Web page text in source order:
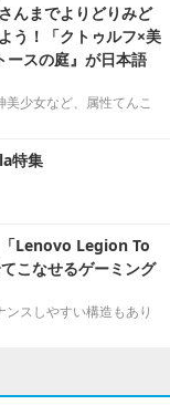
んまでよりどりみど
う！「クトゥルフ×美
ースの庭』が日本語
少女など、属性てんこ
特集
Lenovo Legion To
こなせるゲーミング
スしやすい構造もあり